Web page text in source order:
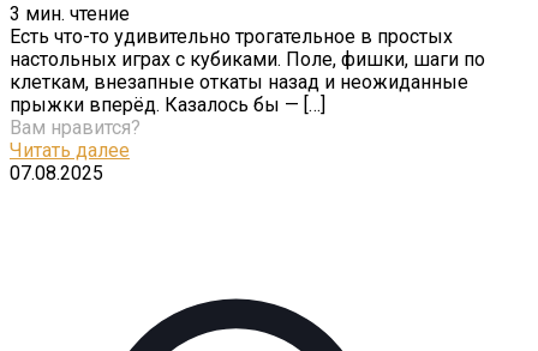
3 мин. чтение
Есть что-то удивительно трогательное в простых
настольных играх с кубиками. Поле, фишки, шаги по
клеткам, внезапные откаты назад и неожиданные
прыжки вперёд. Казалось бы — […]
Вам нравится?
Читать далее
07.08.2025